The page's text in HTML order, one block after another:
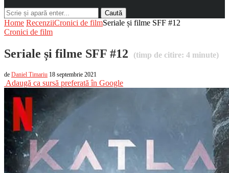
Caută
Home RecenziiCronici de filmSeriale și filme SFF #12
Cronici de film
Seriale și filme SFF #12 (timp de citire: 4 minute)
de Daniel Timariu 18 septembrie 2021
Adaugă ca sursă preferată în Google